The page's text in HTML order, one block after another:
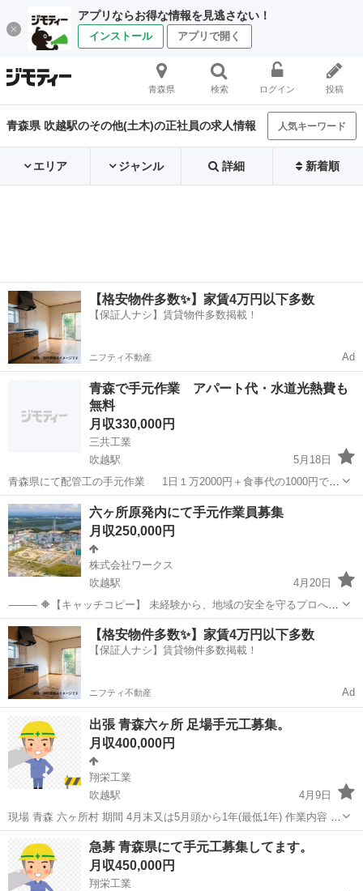
アプリならお得な情報を見逃さない！
インストール アプリで開く
青森県 検索 ログイン 投稿
青森県 吹越駅のその他(土木)の正社員の求人情報 人気キーワード
エリア ジャンル 詳細 新着順
【格安物件多数✨】家賃4万円以下多数
【保証人ナシ】賃貸物件多数掲載！
ニフティ不動産 Ad
青森で手元作業 アパート代・水道光熱費も
無料
月収330,000円
三共工業
吹越駅
5月18日
青森県にて配管工の手元作業 1日１万2000円＋食事代の1000円で1
万3000円！ 青森県まで行く交通費も全額支給！ アパート代、水道、
光熱費全額負担します！ アパートも1人部屋です！ 持ち物は、安全靴
と作業着...
青森 上北郡 吹越駅 その他 社会保険
六ヶ所原発内にて手元作業員募集
月収250,000円
株式会社ワークス
吹越駅
4月20日
⸻ 🔶【キャッチコピー】 未経験から、地域の安全を守るプロへ。
あなたの目が、六ヶ所の未来を守る。 静かな作業、確かなやりがい。
経験よりも、誠実さと責任感を重視します。 ⸻ 🔶【仕事内容】 •
原子燃料サイクル施...
青森 上北郡 吹越駅 その他 業務
【格安物件多数✨】家賃4万円以下多数
【保証人ナシ】賃貸物件多数掲載！
ニフティ不動産 Ad
出張 青森六ヶ所 足場手元工募集。
月収400,000円
翔栄工業
吹越駅
4月9日
現場 青森 六ヶ所村 期間 4月末又は5月頭から1年(最低1年) 作業内容 足
場手元 人数 5名 ※日本人の方のみ ※条件 元請けの社会保険に加入必
須 会社負担のところは元請けがするので個人負担のみになります。
だ...
吹越駅 その他 足場
急募 青森県にて手元工募集してます。
月収450,000円
翔栄工業